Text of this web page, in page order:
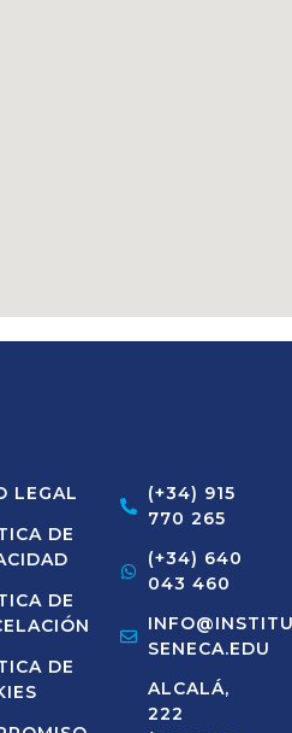
LEGAL
DE
DE
DE
(+34) 915
770 265
(+34) 640
043 460
SENECA.EDU
ALCALÁ,
222